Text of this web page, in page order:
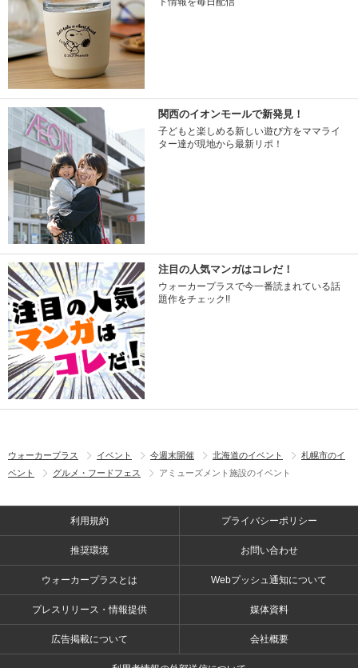
関西のイオンモールで新発見！
子どもと楽しめる新しい遊び方をママライ
ター達が現地から最新リポ！
注目の人気マンガはコレだ！
ウォーカープラスで今一番読まれている話
題作をチェック!!
ウォーカープラス イベント 今週末開催 北海道のイベント
札幌市のイ
ベント
グルメ・フードフェス アミューズメント施設のイベント
利用規約 プライバシーポリシー
推奨環境 お問い合わせ
ウォーカープラスとは Webプッシュ通知について
プレスリリース・情報提供 媒体資料
広告掲載について 会社概要